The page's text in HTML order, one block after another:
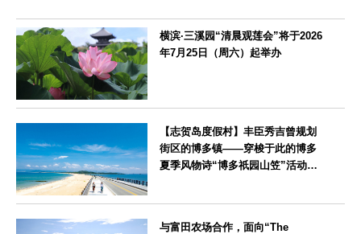
横滨·三溪园“清晨观莲会”将于2026
年7月25日（周六）起举办
【志贺岛度假村】丰臣秀吉曾规划
街区的博多镇——穿梭于此的博多
夏季风物诗“博多祇园山笠”活动期
与富田农场合作，面向“The